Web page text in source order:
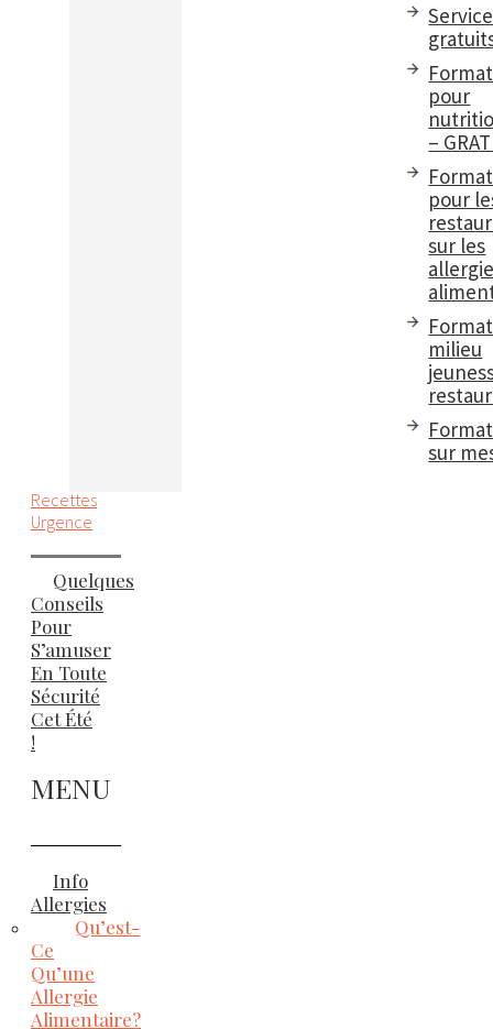
pour
–
pour
sur les
milieu
sur
Recettes
Urgence
Quelques
Conseils
Pour
S’amuser
En Toute
Sécurité
Cet Été
!
MENU
Info
Allergies
Qu’est-
Ce
Qu’une
Allergie
Alimentaire?